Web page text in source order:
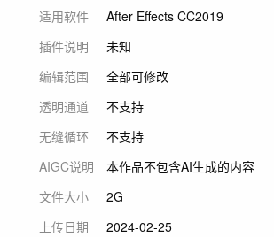
适用软件
After Effects CC2019
插件说明
未知
编辑范围
全部可修改
透明通道
不支持
无缝循环
不支持
AIGC说明
本作品不包含AI生成的内容
文件大小
2G
上传日期
2024-02-25